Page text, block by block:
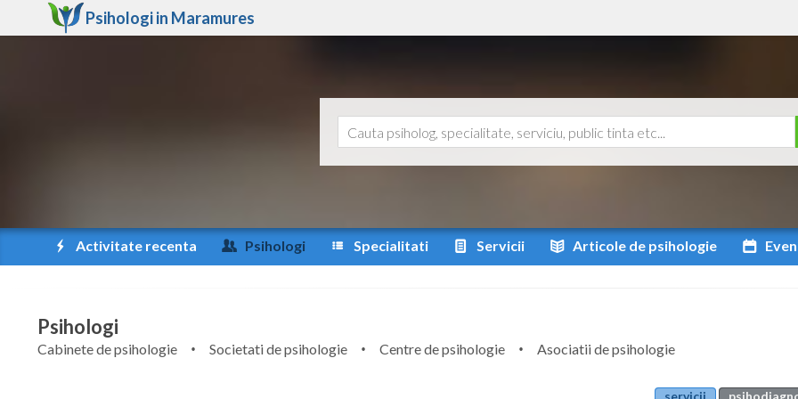
Psihologi in Maramures
Activitate recenta Psihologi Specialitati Servicii Articole de psihologie
Psihologi
Cabinete de psihologie Societati de psihologie Centre de psihologie
Asociatii de psihologie
servicii